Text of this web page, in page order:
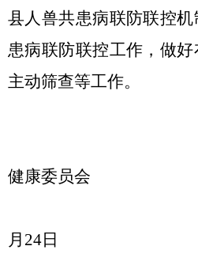
县人兽共患病联防联控
患病联防联控工作，做
主动筛查等工作。
健康委员会
月 24日